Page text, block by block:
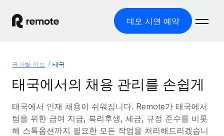
데모 시연 예약
글로벌 고용
글로벌 급여
규정을 준수하며 급여 지급을 손쉽게 처리
글로벌 서비스 제공
리소스
국가별 정보 태국
태국에서의 채용 관리를 손쉽게
태국에서 인재 채용이 쉬워집니다. Remote가 태국에서
팀을 위한 급여 지급, 복리후생, 세금, 규정 준수를 비롯
해 스톡옵션까지 필요한 모든 작업을 처리해드리겠습니